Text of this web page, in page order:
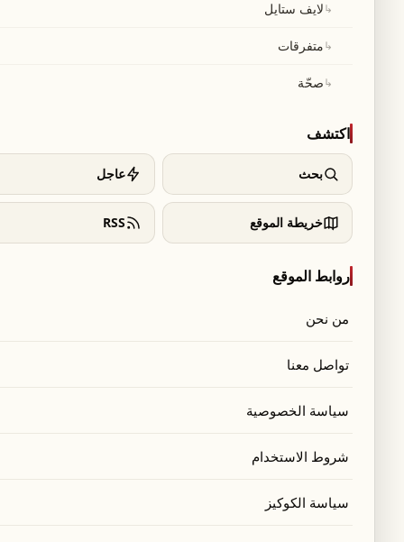
↳لايف ستايل
↳متفرقات
↳صحّة
اكتشف
بحث عاجل
خريطة الموقع RSS
روابط الموقع
من نحن
تواصل معنا
سياسة الخصوصية
شروط الاستخدام
سياسة الكوكيز